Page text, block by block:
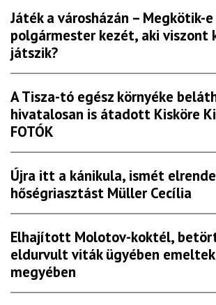
Játék a városházán – Megkötik-e
polgármester kezét, aki viszont
játszik?
A Tisza-tó egész környéke
hivatalosan is átadott Kisköre
FOTÓK
Újra itt a kánikula, ismét
hőségriasztást Müller Cecília
Elhajított Molotov-koktél,
eldurvult viták ügyében
megyében